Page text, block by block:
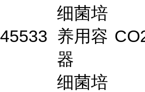
45533
细菌培
养用容
器
细菌培